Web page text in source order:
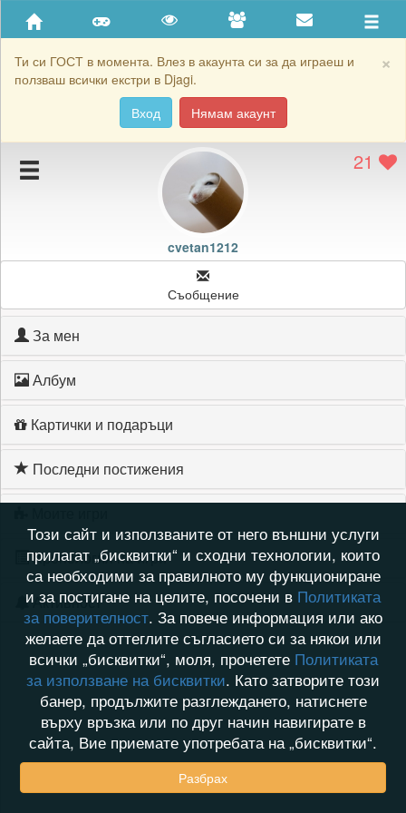
×
Ти си ГОСТ в момента. Влез в акаунта си за да играеш и
ползваш всички екстри в Djagi.
Вход
Нямам акаунт
Приятели
Хронология на игри
Подаръците на cvetan1212
Картичките на cvetan1212
Блокирай cvetan1212
21
cvetan1212
Съобщение
За мен
Албум
Картички и подаръци
Последни постижения
Хронология на игри
Активност
Този сайт и използваните от него външни услуги
прилагат „бисквитки“ и сходни технологии, които
са необходими за правилното му функциониране
и за постигане на целите, посочени в Политиката
за поверителност. За повече информация или ако
желаете да оттеглите съгласието си за някои или
всички „бисквитки“, моля, прочетете Политиката
за използване на бисквитки. Като затворите този
банер, продължите разглеждането, натиснете
върху връзка или по друг начин навигирате в
сайта, Вие приемате употребата на „бисквитки“.
Разбрах